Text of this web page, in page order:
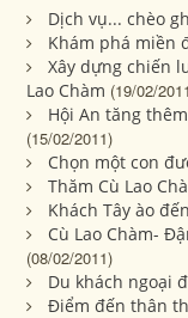
Dịch vụ... chèo
Khám phá miền
Xây dựng chiến
Lao Chàm (19/02/
Hội An tăng
(15/02/2011)
Chọn một con
Thăm Cù Lao
Khách Tây ào
Cù Lao Chàm-
(08/02/2011)
Du khách ngoại
Điểm đến thân